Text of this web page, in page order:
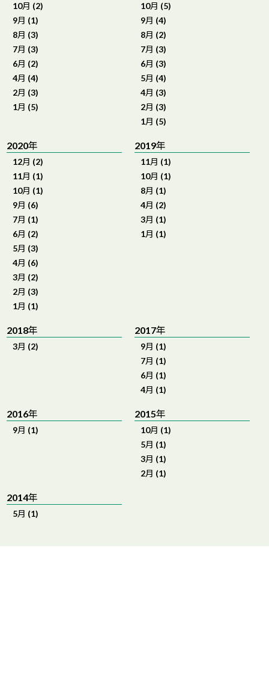
10月 (2)
9月 (1)
8月 (3)
7月 (3)
6月 (2)
4月 (4)
2月 (3)
1月 (5)
10月 (5)
9月 (4)
8月 (2)
7月 (3)
6月 (3)
5月 (4)
4月 (3)
2月 (3)
1月 (5)
2020年
12月 (2)
11月 (1)
10月 (1)
9月 (6)
7月 (1)
6月 (2)
5月 (3)
4月 (6)
3月 (2)
2月 (3)
1月 (1)
2019年
11月 (1)
10月 (1)
8月 (1)
4月 (2)
3月 (1)
1月 (1)
2018年
3月 (2)
2017年
9月 (1)
7月 (1)
6月 (1)
4月 (1)
2016年
9月 (1)
2015年
10月 (1)
5月 (1)
3月 (1)
2月 (1)
2014年
5月 (1)